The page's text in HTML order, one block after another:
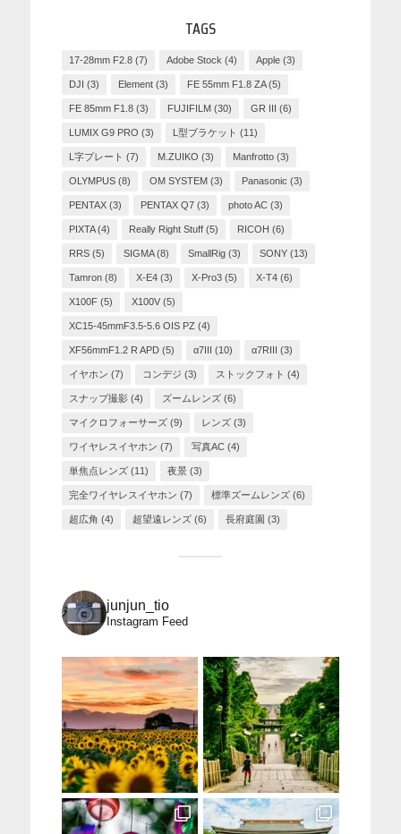
TAGS
17-28mm F2.8(7) Adobe Stock (4) Apple(3)
DJI (3) Element(3) FE 55mm F1.8 ZA(5)
FE 85mm F1.8(3) FUJIFILM(30) GR III (6)
LUMIX G9 PRO (3) L型ブラケット (11)
L字プレート (7) M.ZUIKO (3) Manfrotto(3)
OLYMPUS(8) OM SYSTEM(3) Panasonic (3)
PENTAX(3) PENTAX Q7(3) photo AC(3)
PIXTA(4) Really Right Stuff(5) RICOH (6)
RRS(5) SIGMA(8) SmallRig(3) SONY(13)
Tamron(8) X-E4(3) X-Pro3(5) X-T4(6)
X100F(5) X100V(5)
XC15-45mmF3.5-5.6 OIS PZ (4)
XF56mmF1.2 R APD(5) α7III (10) α7RIII (3)
イヤホン (7) コンデジ (3) ストックフォト (4)
スナップ撮影(4) ズームレンズ(6)
マイクロフォーサーズ(9) レンズ(3)
ワイヤレスイヤホン (7) 写真AC(4)
単焦点レンズ(11) 夜景(3)
完全ワイヤレスイヤホン (7) 標準ズームレンズ(6)
超広角 (4) 超望遠レンズ(6) 長府庭園 (3)
junjun_tio
Instagram Feed